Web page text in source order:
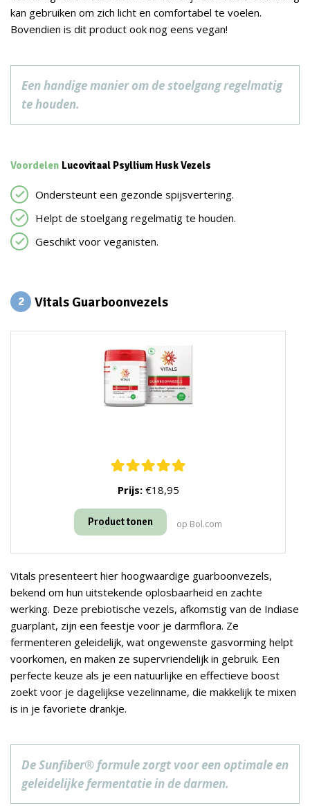
kan gebruiken om zich licht en comfortabel te voelen.
Bovendien is dit product ook nog eens vegan!
Een handige manier om de stoelgang regelmatig
te houden.
Voordelen Lucovitaal Psyllium Husk Vezels
Ondersteunt een gezonde spijsvertering.
Helpt de stoelgang regelmatig te houden.
Geschikt voor veganisten.
2 Vitals Guarboonvezels
Prijs:€18,95
Product tonen op Bol.com
Vitals presenteert hier hoogwaardige guarboonvezels,
bekend om hun uitstekende oplosbaarheid en zachte
werking. Deze prebiotische vezels, afkomstig van de Indiase
guarplant, zijn een feestje voor je darmflora. Ze
fermenteren geleidelijk, wat ongewenste gasvorming helpt
voorkomen, en maken ze supervriendelijk in gebruik. Een
perfecte keuze als je een natuurlijke en effectieve boost
zoekt voor je dagelijkse vezelinname, die makkelijk te mixen
is in je favoriete drankje.
De Sunfiber® formule zorgt voor een optimale en
geleidelijke fermentatie in de darmen.